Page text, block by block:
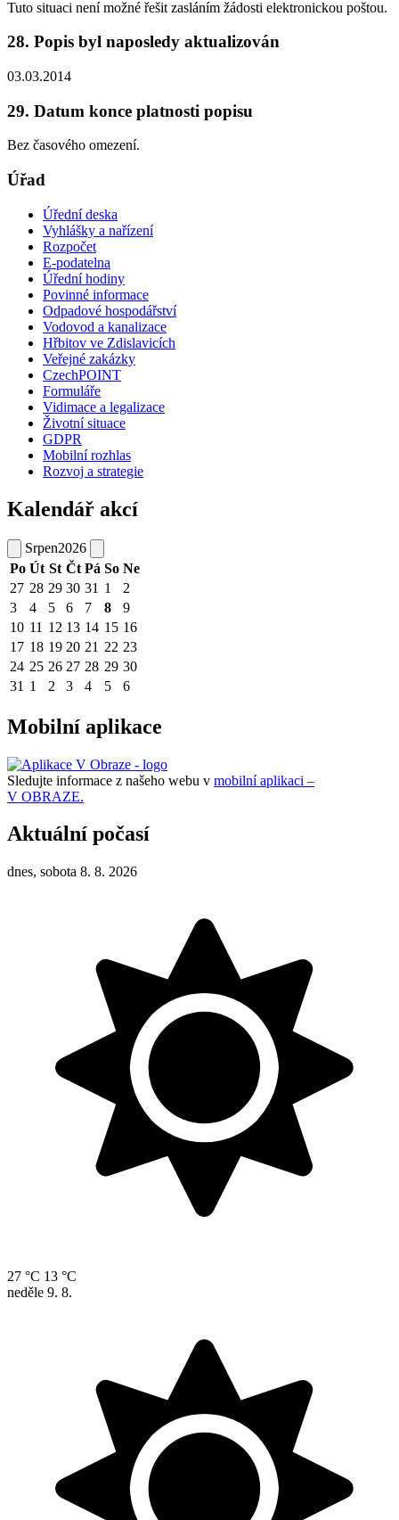
Tuto situaci není možné řešit zasláním žádosti elektronickou poštou.
28. Popis byl naposledy aktualizován
03.03.2014
29. Datum konce platnosti popisu
Bez časového omezení.
Úřad
Úřední deska
Vyhlášky a nařízení
Rozpočet
E-podatelna
Úřední hodiny
Povinné informace
Odpadové hospodářství
Vodovod a kanalizace
Hřbitov ve Zdislavicích
Veřejné zakázky
CzechPOINT
Formuláře
Vidimace a legalizace
Životní situace
GDPR
Mobilní rozhlas
Rozvoj a strategie
Kalendář akcí
Srpen2026
Po Út St Čt Pá So Ne
27 28 29 30 31 1
2
3
4 5 6 7 8
9
10 11 12 13 14 15 16
17 18 19 20 21 22 23
24 25 26 27 28 29 30
31 1 2 3 4 5 6
Mobilní aplikace
Sledujte informace z našeho webu v mobilní aplikaci –
V OBRAZE.
Aktuální počasí
dnes, sobota 8. 8. 2026
27 °C 13 °C
neděle 9. 8.